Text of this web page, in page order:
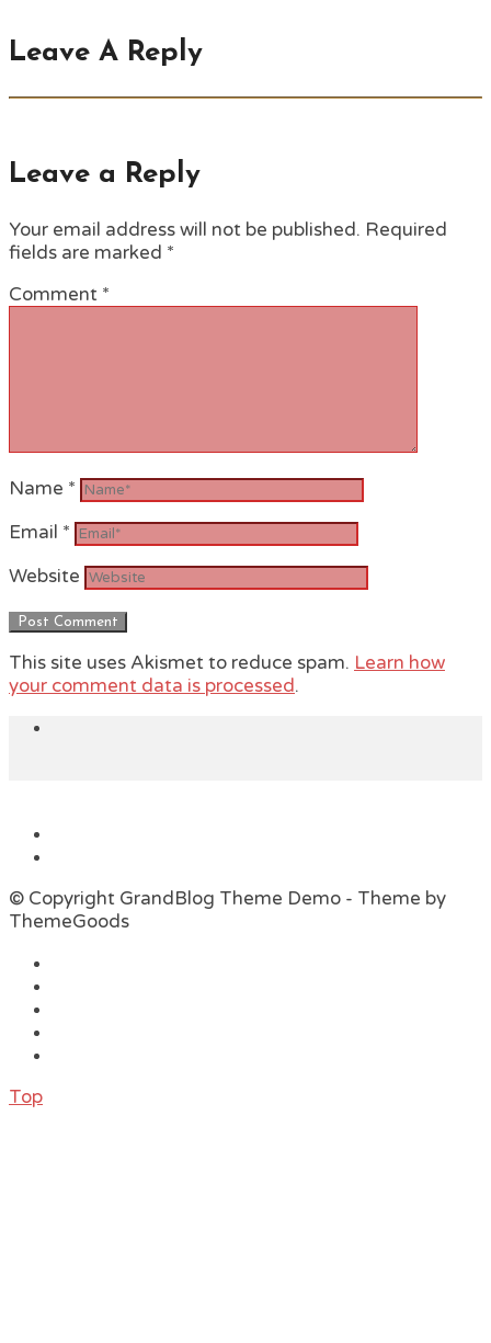
Leave A Reply
Leave a Reply
Your email address will not be published. Required
fields are marked *
Comment *
Name *
Email *
Website
This site uses Akismet to reduce spam. Learn how
your comment data is processed.
© Copyright GrandBlog Theme Demo - Theme by
ThemeGoods
Top